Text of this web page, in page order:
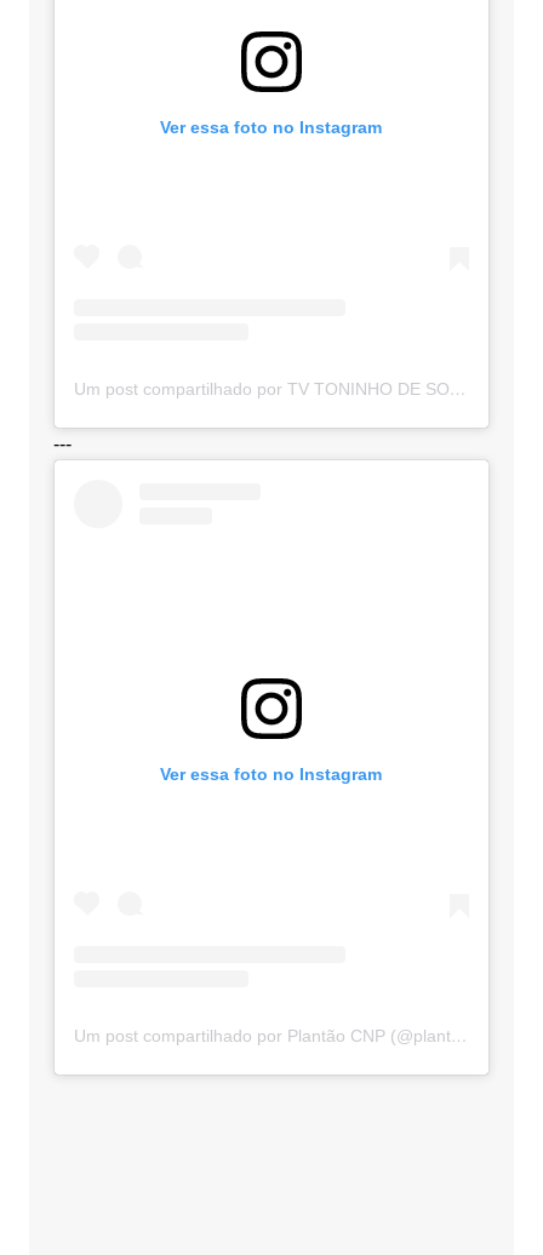
Ver essa foto no Instagram
Um post compartilhado por TV TONINHO DE SOUZA (@toninhodesouzamt)
---
Ver essa foto no Instagram
Um post compartilhado por Plantão CNP (@plantaocnp)